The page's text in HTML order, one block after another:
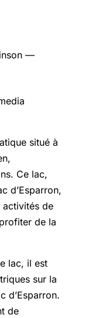
situé à
Ce lac,
d’Esparron,
activités de
de la
lac, il est
sur la
d’Esparron.
de